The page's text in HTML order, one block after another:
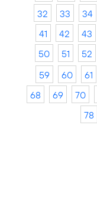
32
33 34
41
42 43
50
51 52
59
60 61
68
69 70
78